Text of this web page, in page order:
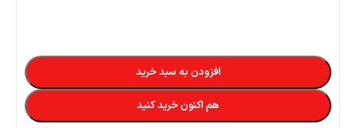
افزودن به سبد خرید
هم اکنون خرید کنید